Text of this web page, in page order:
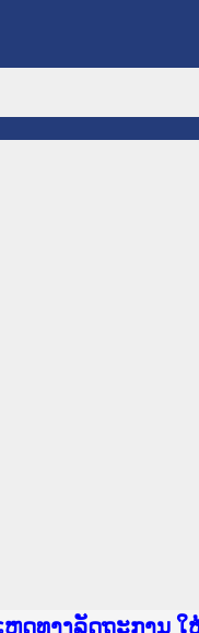
ດຖະການ ແລະ ແອັ
ດທາງລັດຖະການ
ປະຕິບັດວຽກງານຈົ
ຈົດໝາຍເຫດທາງລັ
ຈົດໝາຍເຫດທາງລັ
ວັບໄຊຈົດໝາຍເຫດ
ວັບໄຊຈົດໝາຍເຫດ
າງລັດຖະການໃຫ້ຜູ້
ດທາງລັດຖະການ ໃ